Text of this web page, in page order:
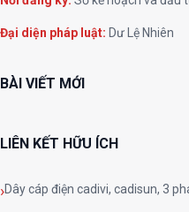
Đại diện pháp luật: Dư Lệ Nhiên
BÀI VIẾT MỚI
LIÊN KẾT HỮU ÍCH
Dây cáp điện cadivi, cadisun, 3